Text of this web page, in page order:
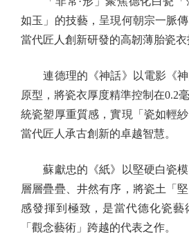
如玉」的技藝，呈現何朝宗一脈
當代匠人創新研發的高韌薄胎瓷衣
連德理的《神話》以電影《神
原型，將瓷衣厚度精準控制在0.2
統瓷塑厚重質感，實現「瓷如輕
當代匠人承古創新的卓越智慧。
蘇獻忠的《紙》以堅硬白瓷模
層層疊疊、井然有序，將瓷土「
感發揮到極致，是當代德化瓷藝
「觀念藝術」跨越的代表之作。